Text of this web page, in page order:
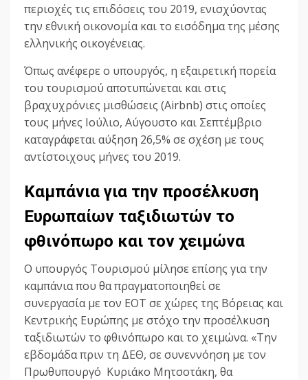
περιοχές τις επιδόσεις του 2019, ενισχύοντας
την εθνική οικονομία και το εισόδημα της μέσης
ελληνικής οικογένειας.
Όπως ανέφερε ο υπουργός, η εξαιρετική πορεία
του τουρισμού αποτυπώνεται και στις
βραχυχρόνιες μισθώσεις (Airbnb) στις οποίες
τους μήνες Ιούλιο, Αύγουστο και Σεπτέμβριο
καταγράφεται αύξηση 26,5% σε σχέση με τους
αντίστοιχους μήνες του 2019.
Καμπάνια για την προσέλκυση
Ευρωπαίων ταξιδιωτών το
φθινόπωρο και τον χειμώνα
Ο υπουργός Τουρισμού μίλησε επίσης για την
καμπάνια που θα πραγματοποιηθεί σε
συνεργασία με τον ΕΟΤ σε χώρες της Βόρειας και
Κεντρικής Ευρώπης με στόχο την προσέλκυση
ταξιδιωτών το φθινόπωρο και το χειμώνα. «Την
εβδομάδα πριν τη ΔΕΘ, σε συνεννόηση με τον
Πρωθυπουργό Κυριάκο Μητσοτάκη, θα